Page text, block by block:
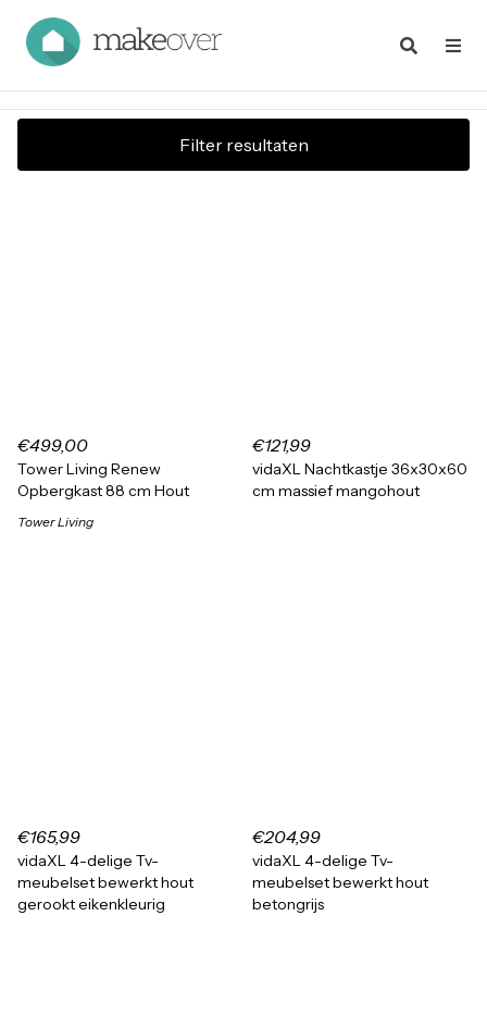
Filter resultaten
€499,00
Tower Living Renew
Opbergkast 88 cm Hout
Tower Living
€121,99
vidaXL Nachtkastje 36x30x60
cm massief mangohout
€165,99
vidaXL 4-delige Tv-
meubelset bewerkt hout
gerookt eikenkleurig
€204,99
vidaXL 4-delige Tv-
meubelset bewerkt hout
betongrijs